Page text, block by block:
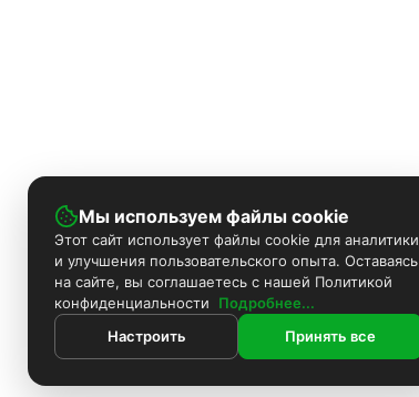
Мы используем файлы cookie
Этот сайт использует файлы cookie для аналитики
и улучшения пользовательского опыта. Оставаясь
на сайте, вы соглашаетесь с нашей Политикой
конфиденциальности
Подробнее...
Настроить
Принять все